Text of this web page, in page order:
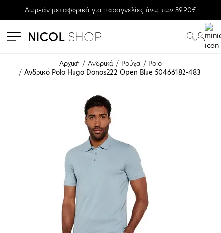
Δωρεάν μεταφορικά για παραγγελίες άνω των 39,90€
Αρχική Ανδρικά Ρούχα
Polo
Ανδρικό Polo Hugo Donos222 Open Blue 50466182-483